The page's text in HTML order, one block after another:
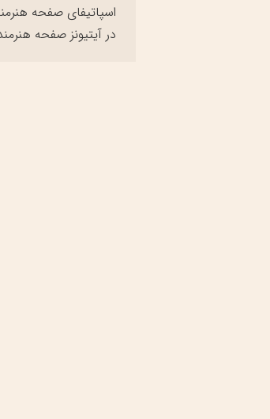
اسپاتیفای صفحه
در آیتیونز صفحه